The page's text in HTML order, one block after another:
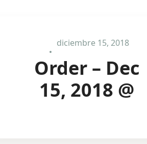
diciembre 15, 2018
Order – Dec
15, 2018 @